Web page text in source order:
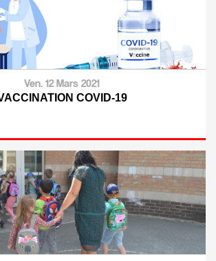
Ven. 12 Mars 2021
COVID-19